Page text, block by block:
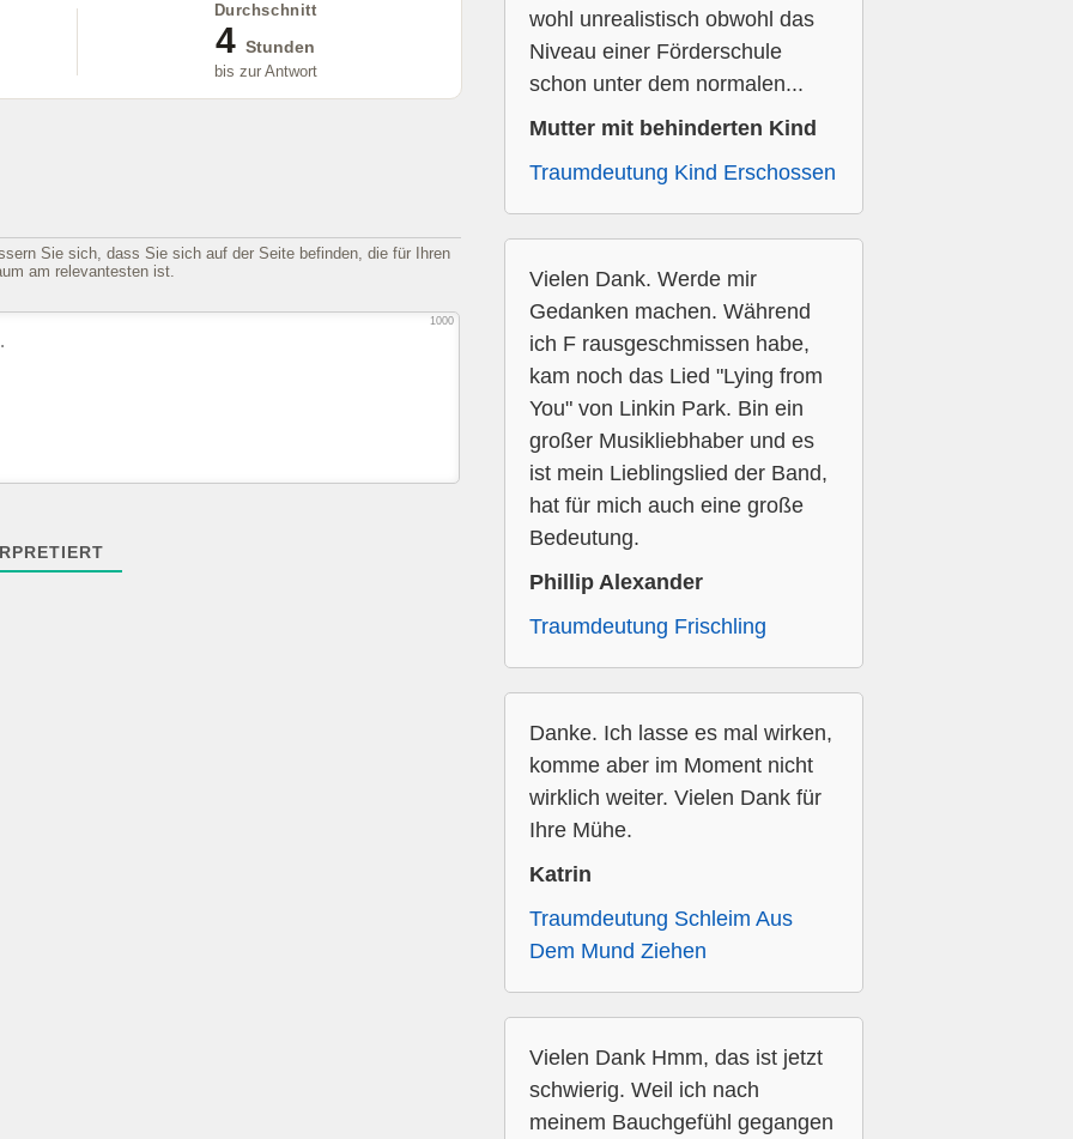
Durchschnitt
4 Stunden
bis zur Antwort
Sie sich, dass Sie sich auf der Seite befinden, die für Ihren
am relevantesten ist.
1000
wohl unrealistisch obwohl das
Niveau einer Förderschule
schon unter dem normalen...
Mutter mit behinderten Kind
Traumdeutung Kind Erschossen
Vielen Dank. Werde mir
Gedanken machen. Während
ich F rausgeschmissen habe,
kam noch das Lied "Lying from
You" von Linkin Park. Bin ein
großer Musikliebhaber und es
ist mein Lieblingslied der Band,
hat für mich auch eine große
Bedeutung.
Phillip Alexander
Traumdeutung Frischling
Danke. Ich lasse es mal wirken,
komme aber im Moment nicht
wirklich weiter. Vielen Dank für
Ihre Mühe.
Katrin
Traumdeutung Schleim Aus
Dem Mund Ziehen
Vielen Dank Hmm, das ist jetzt
schwierig. Weil ich nach
meinem Bauchgefühl gegangen